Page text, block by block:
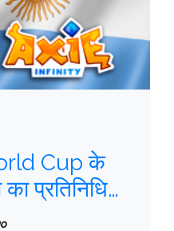
Cup के
प्रतिनिधि